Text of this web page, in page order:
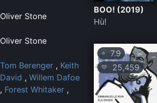
Oliver Stone
Oliver Stone
Tom Berenger , Keith
David , Willem Dafoe
, Forest Whitaker ,
BOO! (2019)
Hù!
⭐ 7.9
💛 25,459